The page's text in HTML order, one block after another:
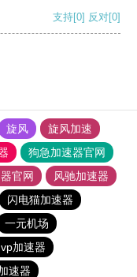
支持[0] 反对[0]
旋风
旋风加速
狗急加速器官网
官网
风驰加速器
闪电猫加速器
一元机场
加速器
速器